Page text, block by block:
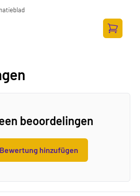
Zum
beoordelingen
hinzufügen